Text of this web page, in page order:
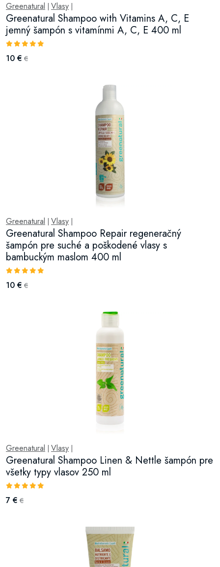
Greenatural Vlasy
Greenatural Shampoo with Vitamins A, C, E
jemný šampón s vitamínmi A, C, E 400 ml
10 € €
Greenatural Vlasy
Greenatural Shampoo Repair regeneračný
šampón pre suché a poškodené vlasy s
bambuckým maslom 400 ml
10 € €
Greenatural Vlasy
Greenatural Shampoo Linen & Nettle šampón pre
všetky typy vlasov 250 ml
7 € €